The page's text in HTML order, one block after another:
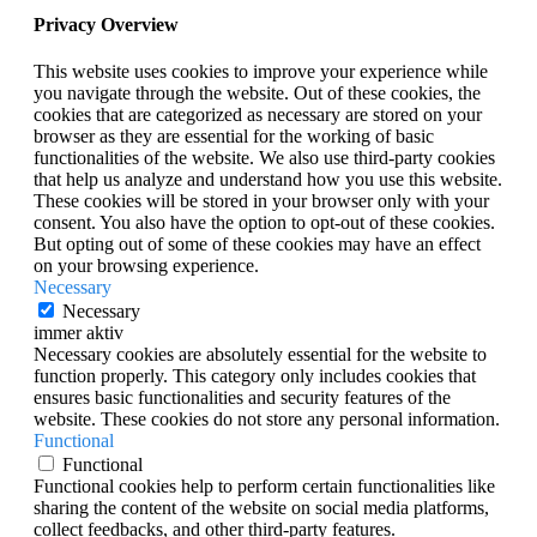
Privacy Overview
This website uses cookies to improve your experience while
you navigate through the website. Out of these cookies, the
cookies that are categorized as necessary are stored on your
browser as they are essential for the working of basic
functionalities of the website. We also use third-party cookies
that help us analyze and understand how you use this website.
These cookies will be stored in your browser only with your
consent. You also have the option to opt-out of these cookies.
But opting out of some of these cookies may have an effect
on your browsing experience.
Necessary
Necessary
immer aktiv
Necessary cookies are absolutely essential for the website to
function properly. This category only includes cookies that
ensures basic functionalities and security features of the
website. These cookies do not store any personal information.
Functional
Functional
Functional cookies help to perform certain functionalities like
sharing the content of the website on social media platforms,
collect feedbacks, and other third-party features.